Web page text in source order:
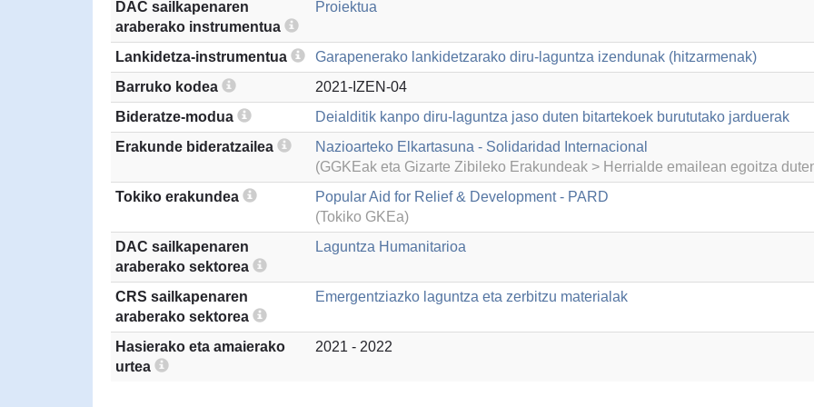
DAC sailkapenaren
araberako instrumentua
Proiektua
Lankidetza-instrumentua
Garapenerako lankidetzarako diru-laguntza izendunak (hitzarmenak)
Barruko kodea
2021-IZEN-04
Bideratze-modua
Deialditik kanpo diru-laguntza jaso duten bitartekoek burututako jarduerak
Erakunde bideratzailea
Nazioarteko Elkartasuna - Solidaridad Internacional
(GGKEak eta Gizarte Zibileko Erakundeak > Herrialde emailean egoitza
Tokiko erakundea
Popular Aid for Relief & Development - PARD
(Tokiko GKEa)
DAC sailkapenaren
araberako sektorea
Laguntza Humanitarioa
CRS sailkapenaren
araberako sektorea
Emergentziazko laguntza eta zerbitzu materialak
Hasierako eta amaierako
urtea
2021 - 2022